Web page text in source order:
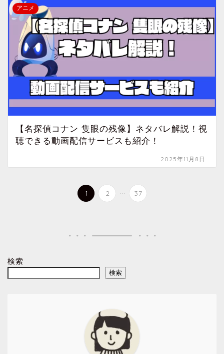
アニメ
【名探偵コナン 隻眼の残像】ネタバレ解説！視
聴できる動画配信サービスも紹介！
2025年11月8日
1 2 ... 37
検索
検索